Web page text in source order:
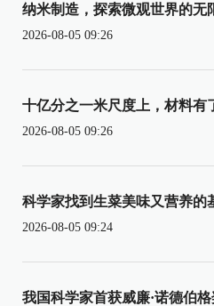
纳米制造，探索微观世界的无
2026-08-05 09:26
十亿分之一米尺度上，材料有
2026-08-05 09:26
科学家找到生菜美味又营养的
2026-08-05 09:24
我国科学家首获威廉·诺德伯